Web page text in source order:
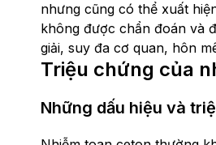
nhưng cũng có thể xuất
không được chẩn đoán và
giải, suy đa cơ quan, hôn
Triệu chứng của
Những dấu hiệu và